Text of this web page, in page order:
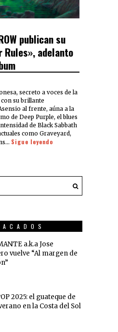
publican su
Rules», adelanto
secreto a voces de la
su brillante
al frente, aúna a la
de Deep Purple, el blues
de Black Sabbath
como Graveyard,
Sigue leyendo
a.k.a Jose
vuelve “Al margen de
2025: el guateque de
en la Costa del Sol